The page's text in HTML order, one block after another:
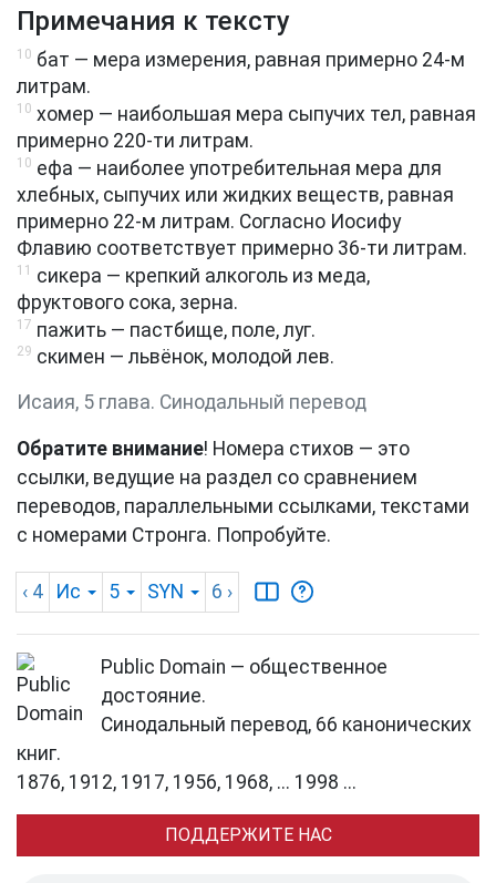
Примечания к тексту
10 бат — мера измерения, равная примерно 24-м
литрам.
10 хомер — наибольшая мера сыпучих тел, равная
примерно 220-ти литрам.
10 ефа — наиболее употребительная мера для
хлебных, сыпучих или жидких веществ, равная
примерно 22-м литрам. Согласно Иосифу
Флавию соответствует примерно 36-ти литрам.
11 сикера — крепкий алкоголь из меда,
фруктового сока, зерна.
17 пажить — пастбище, поле, луг.
29 скимен — львёнок, молодой лев.
Исаия, 5 глава. Синодальный перевод
Обратите внимание! Номера стихов — это
ссылки, ведущие на раздел со сравнением
переводов, параллельными ссылками, текстами
с номерами Стронга. Попробуйте.
‹ 4 Ис 5 SYN 6 ›
Public Domain — общественное
достояние.
Синодальный перевод, 66 канонических
книг.
1876, 1912, 1917, 1956, 1968, ... 1998 ...
ПОДДЕРЖИТЕ НАС